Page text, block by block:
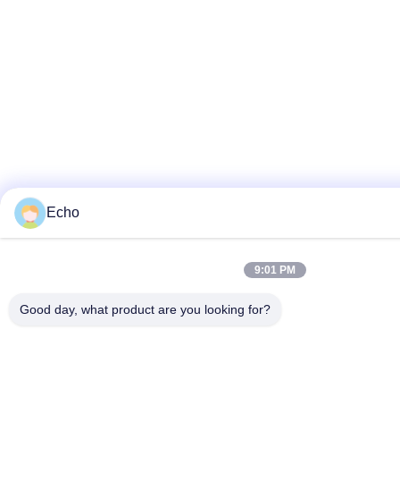
Echo
9:01 PM
Good day, what product are you looking for?